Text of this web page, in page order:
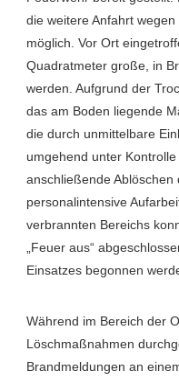
die weitere Anfahrt
möglich. Vor Ort
Quadratmeter große, in
werden. Aufgrund der
das am Boden liegende
die durch unmittelbare
umgehend unter
anschließende
personalintensive
verbrannten Bereichs
„Feuer aus“
Einsatzes begonnen
Während im Bereich der
Löschmaßnahmen
Brandmeldungen an